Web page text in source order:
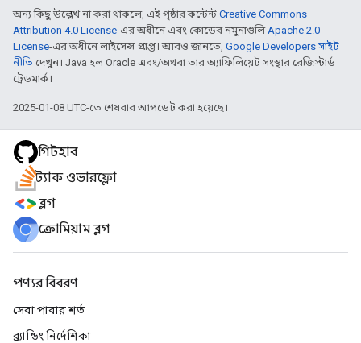
অন্য কিছু উল্লেখ না করা থাকলে, এই পৃষ্ঠার কন্টেন্ট Creative Commons
Attribution 4.0 License-এর অধীনে এবং কোডের নমুনাগুলিApache 2.0
License-এর অধীনে লাইসেন্স প্রাপ্ত। আরও জানতে, Google Developers সাইট
নীতি দেখুন। Java হল Oracle এবং/অথবা তার অ্যাফিলিয়েট সংস্থার রেজিস্টার্ড
ট্রেডমার্ক।
2025-01-08 UTC-তে শেষবার আপডেট করা হয়েছে।
গিটহাব
স্ট্যাক ওভারফ্লো
ব্লগ
ক্রোমিয়াম ব্লগ
পণ্যর বিবরণ
সেবা পাবার শর্ত
ব্র্যান্ডিং নির্দেশিকা